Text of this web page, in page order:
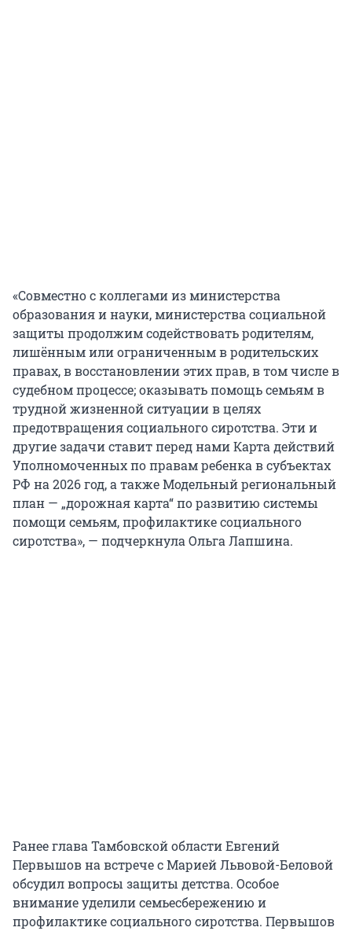
«Совместно с коллегами из министерства
образования и науки, министерства социальной
защиты продолжим содействовать родителям,
лишённым или ограниченным в родительских
правах, в восстановлении этих прав, в том числе в
судебном процессе; оказывать помощь семьям в
трудной жизненной ситуации в целях
предотвращения социального сиротства. Эти и
другие задачи ставит перед нами Карта действий
Уполномоченных по правам ребенка в субъектах
РФ на 2026 год, а также Модельный региональный
план — „дорожная карта“ по развитию системы
помощи семьям, профилактике социального
сиротства», — подчеркнула Ольга Лапшина.
Ранее глава Тамбовской области Евгений
Первышов на встрече с Марией Львовой-Беловой
обсудил вопросы защиты детства. Особое
внимание уделили семьесбережению и
профилактике социального сиротства. Первышов